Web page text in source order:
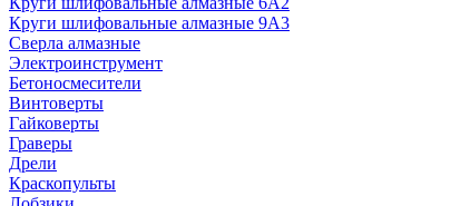
Круги шлифовальные алмазные 9А3
Сверла алмазные
Электроинструмент
Бетоносмесители
Винтоверты
Гайковерты
Граверы
Дрели
Краскопульты